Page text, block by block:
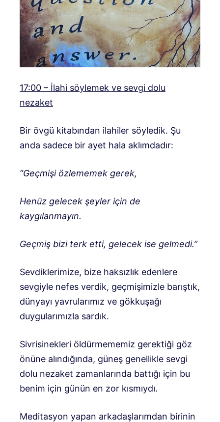
17:00 – İlahi söylemek ve sevgi dolu
nezaket
Bir övgü kitabından ilahiler söyledik. Şu
anda sadece bir ayet hala aklımdadır:
“Geçmişi özlememek gerek,
Henüz gelecek şeyler için de
kaygılanmayın.
Geçmiş bizi terk etti, gelecek ise gelmedi.”
Sevdiklerimize, bize haksızlık edenlere
sevgiyle nefes verdik, geçmişimizle barıştık,
dünyayı yavrularımız ve gökkuşağı
duygularımızla sardık.
Sivrisinekleri öldürmememiz gerektiği göz
önüne alındığında, güneş genellikle sevgi
dolu nezaket zamanlarında battığı için bu
benim için günün en zor kısmıydı.
Meditasyon yapan arkadaşlarımdan birinin